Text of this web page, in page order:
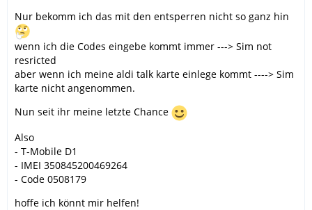
Nur bekomm ich das mit den entsperren nicht so ganz hin
wenn ich die Codes eingebe kommt immer ---> Sim not
resricted
aber wenn ich meine aldi talk karte einlege kommt ----> Sim
karte nicht angenommen.
Nun seit ihr meine letzte Chance
Also
- T-Mobile D1
- IMEI 350845200469264
- Code 0508179
hoffe ich könnt mir helfen!